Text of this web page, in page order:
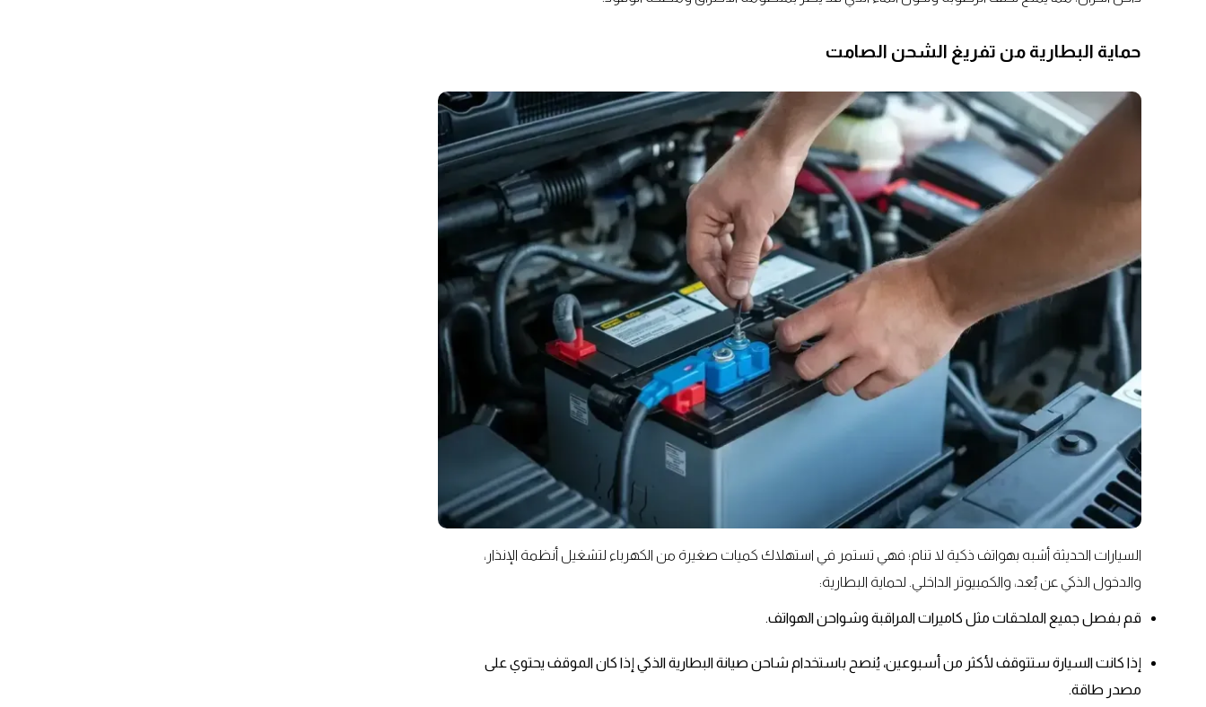
حماية البطارية من تفريغ الشحن الصامت
السيارات الحديثة أشبه بهواتف ذكية لا تنام؛ فهي تستمر في استهلاك كميات صغيرة من الكهرباء لتشغيل أنظمة الإنذار،
والدخول الذكي عن بُعد، والكمبيوتر الداخلي. لحماية البطارية:
قم بفصل جميع الملحقات مثل كاميرات المراقبة وشواحن الهواتف.
إذا كانت السيارة ستتوقف لأكثر من أسبوعين، يُنصح باستخدام شاحن صيانة البطارية الذكي إذا كان الموقف يحتوي على
مصدر طاقة.